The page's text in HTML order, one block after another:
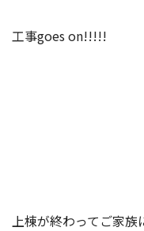
工事goes on!!!!!
上棟が終わってご家族